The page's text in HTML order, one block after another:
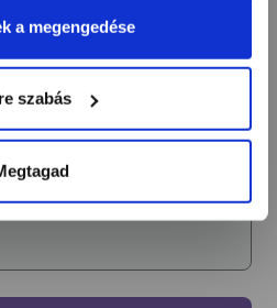
a megengedése
szabás
alatt a legújabb körmös
és újdonságokról!